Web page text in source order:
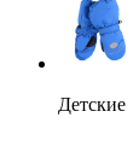
Детские